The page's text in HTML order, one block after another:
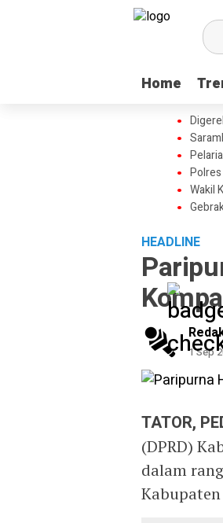
Home
Home
Wakil
HEADLINE
1 Sep
TATOR,
(DPRD)
dalam